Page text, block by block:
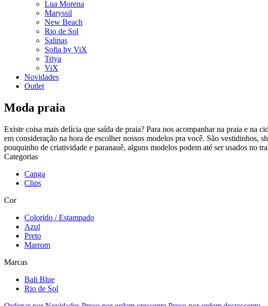
Lua Morena
Maryssil
New Beach
Rio de Sol
Salinas
Sofia by ViX
Triya
ViX
Novidades
Outlet
Moda praia
Existe coisa mais delícia que saída de praia? Para nos acompanhar na praia e na
em consideração na hora de escolher nossos modelos pra você. São vestidinhos,
pouquinho de criatividade e paranauê, alguns modelos podem até ser usados no
Categorias
Canga
Clips
Cor
Colorido / Estampado
Azul
Preto
Marrom
Marcas
Bali Blue
Rio de Sol